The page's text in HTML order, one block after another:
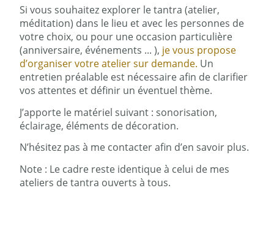
Si vous souhaitez explorer le tantra (atelier,
méditation) dans le lieu et avec les personnes de
votre choix, ou pour une occasion particulière
(anniversaire, événements ... ), je vous propose
d’organiser votre atelier sur demande. Un
entretien préalable est nécessaire afin de clarifier
vos attentes et définir un éventuel thème.
J’apporte le matériel suivant : sonorisation,
éclairage, éléments de décoration.
N’hésitez pas à me contacter afin d’en savoir plus.
Note : Le cadre reste identique à celui de mes
ateliers de tantra ouverts à tous.